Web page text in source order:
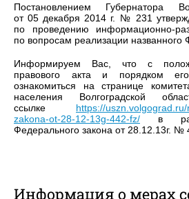
Постановлением Губернатора
от 05 декабря 2014 г. № 231
по проведению информационно-
по вопросам реализации названного
Информируем Вас, что с
правового акта и порядком
ознакомиться на странице
населения Волгоградской
ссылке https://
zakona-ot-28-12-13g-442-fz/ в
Федерального закона от 28.12.13г. №
Информация о мерах